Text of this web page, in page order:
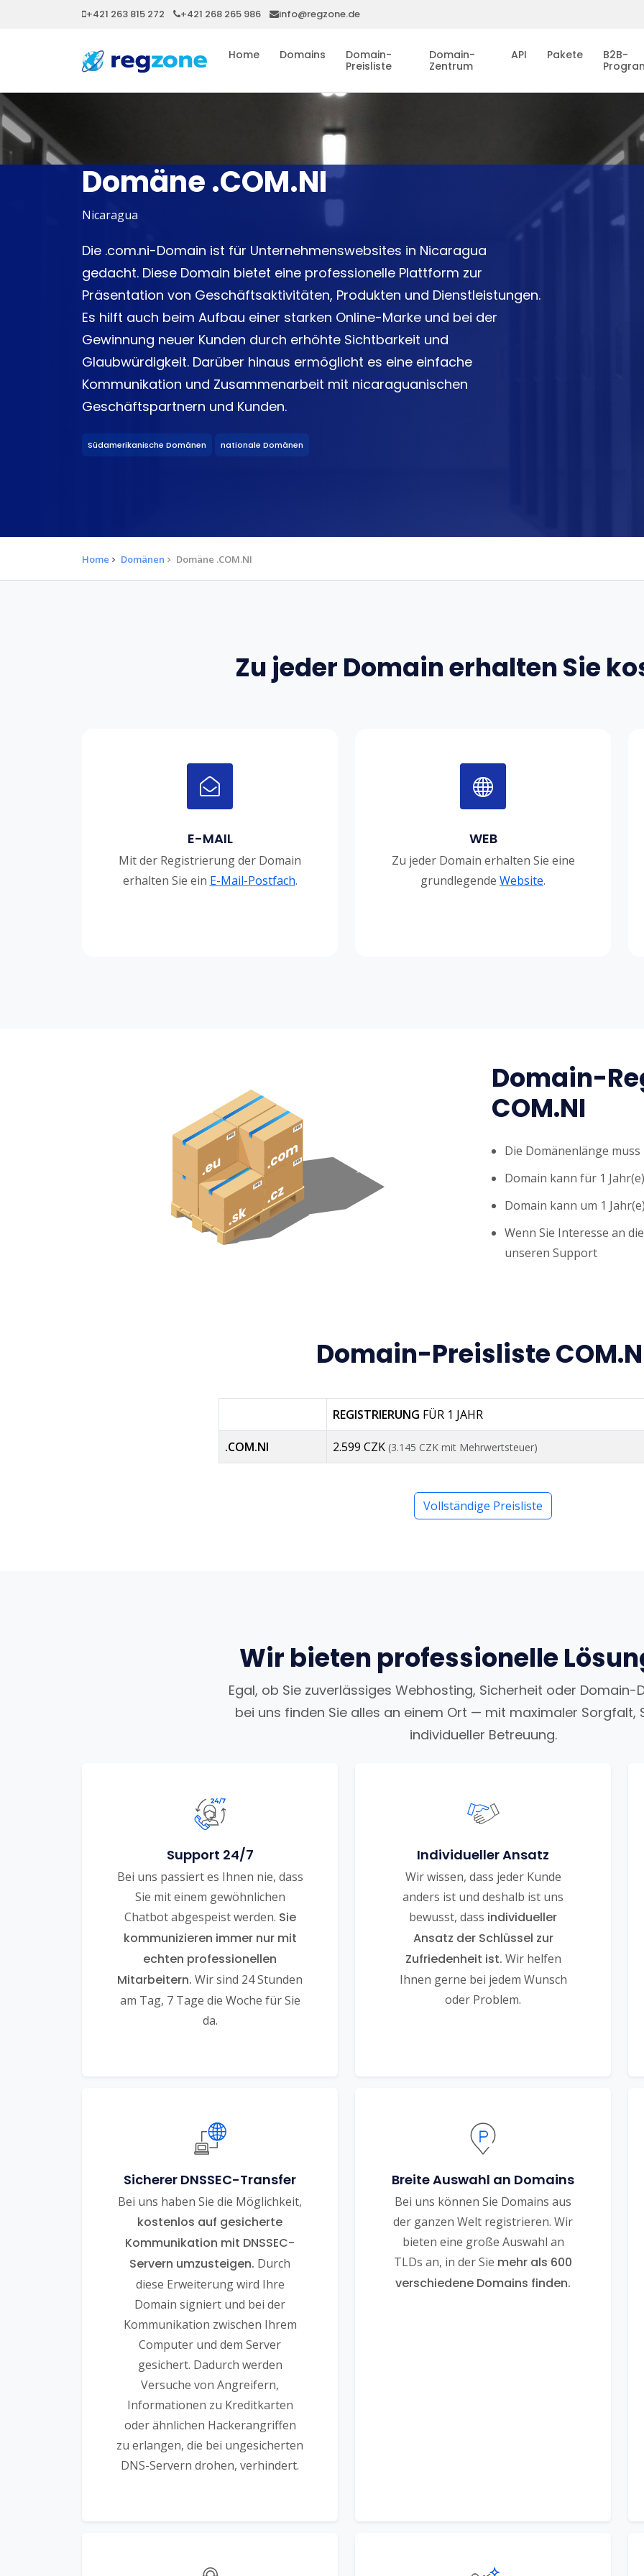
+421 263 815 272 +421 268 265 986 info@regzone.de
Home Domains
Domain-
Preisliste
Domain-
Zentrum
API Pakete
B2B-
Domäne .COM.NI
Nicaragua
Die .com.ni-Domain ist für Unternehmenswebsites in Nicaragua
gedacht. Diese Domain bietet eine professionelle Plattform zur
Präsentation von Geschäftsaktivitäten, Produkten und Dienstleistungen.
Es hilft auch beim Aufbau einer starken Online-Marke und bei der
Gewinnung neuer Kunden durch erhöhte Sichtbarkeit und
Glaubwürdigkeit. Darüber hinaus ermöglicht es eine einfache
Kommunikation und Zusammenarbeit mit nicaraguanischen
Geschäftspartnern und Kunden.
Südamerikanische Domänen nationale Domänen
Home Domänen Domäne .COM.NI
Zu jeder Domain erhalten Sie
E-MAIL
Mit der Registrierung der Domain
erhalten Sie ein E-Mail-Postfach.
WEB
Zu jeder Domain erhalten Sie eine
grundlegende Website.
Domain-
COM.NI
Die Domänenlänge
Domain kann für 1
Domain kann um 1
Wenn Sie Interesse an
unseren Support
Domain-Preisliste
REGISTRIERUNG FÜR 1 JAHR
.COM.NI 2.599 CZK (3.145 CZK mit Mehrwertsteuer)
Vollständige Preisliste
Wir bieten professionelle
Egal, ob Sie zuverlässiges Webhosting, Sicherheit oder Domain-
bei uns finden Sie alles an einem Ort — mit maximaler Sorgfalt,
individueller Betreuung.
Support 24/7
Bei uns passiert es Ihnen nie, dass
Sie mit einem gewöhnlichen
Chatbot abgespeist werden. Sie
kommunizieren immer nur mit
echten professionellen
Mitarbeitern. Wir sind 24 Stunden
am Tag, 7 Tage die Woche für Sie
da.
Individueller Ansatz
Wir wissen, dass jeder Kunde
anders ist und deshalb ist uns
bewusst, dass individueller
Ansatz der Schlüssel zur
Zufriedenheit ist. Wir helfen
Ihnen gerne bei jedem Wunsch
oder Problem.
Sicherer DNSSEC-Transfer
Bei uns haben Sie die Möglichkeit,
kostenlos auf gesicherte
Kommunikation mit DNSSEC-
Servern umzusteigen. Durch
diese Erweiterung wird Ihre
Domain signiert und bei der
Kommunikation zwischen Ihrem
Computer und dem Server
gesichert. Dadurch werden
Versuche von Angreifern,
Informationen zu Kreditkarten
oder ähnlichen Hackerangriffen
zu erlangen, die bei ungesicherten
DNS-Servern drohen, verhindert.
Breite Auswahl an Domains
Bei uns können Sie Domains aus
der ganzen Welt registrieren. Wir
bieten eine große Auswahl an
TLDs an, in der Sie mehr als 600
verschiedene Domains finden.